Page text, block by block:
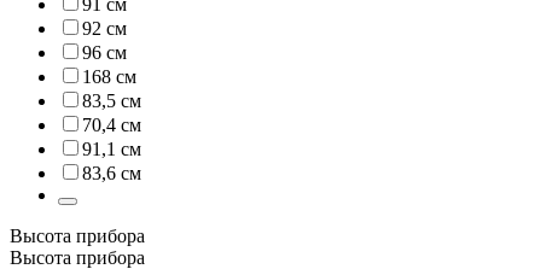
91 см
92 см
96 см
168 см
83,5 см
70,4 см
91,1 см
83,6 см
Высота прибора
Высота прибора